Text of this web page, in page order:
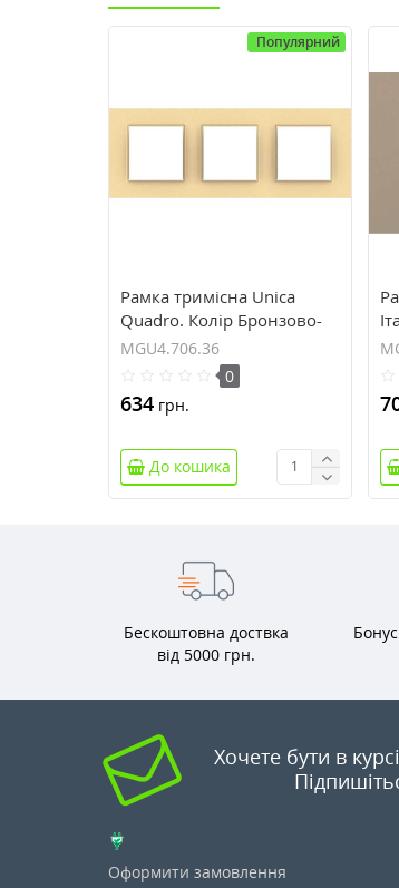
Популярний
Рамка тримісна Unica
Quadro. Колір Бронзово-
перловий MGU4.706.36
MGU4.706.36
0
634 грн.
До кошика
Бескоштовна доствка
від 5000 грн.
Хочете бути в
Оформити замовлення